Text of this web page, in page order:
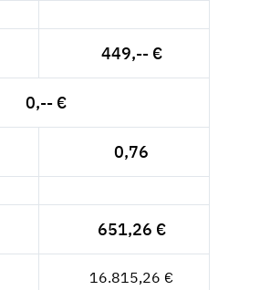
449,-- €
0,-- €
0,76
651,26 €
16.815,26 €